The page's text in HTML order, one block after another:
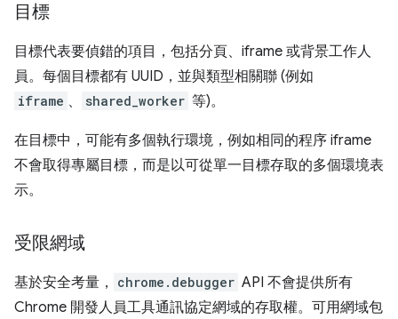
目標
目標代表要偵錯的項目，包括分頁、iframe 或背景工作人
員。每個目標都有 UUID，並與類型相關聯 (例如
iframe 、 shared_worker 等)。
在目標中，可能有多個執行環境，例如相同的程序 iframe
不會取得專屬目標，而是以可從單一目標存取的多個環境表
示。
受限網域
基於安全考量， chrome.debugger API 不會提供所有
Chrome 開發人員工具通訊協定網域的存取權。可用網域包